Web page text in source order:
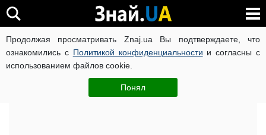
Продолжая просматривать Znaj.ua Вы подтверждаете, что
ознакомились с Политикой конфиденциальности и согласны с
использованием файлов cookie.
Понял
ВОЙНА РОССИИ ПРОТИВ УКРАИНЫ КОРОНАВИРУС В
ЧИТАТИ УКРАЇНСЬКОЮ